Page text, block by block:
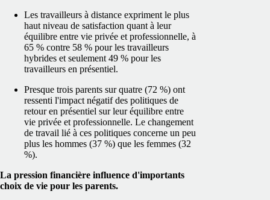
Les travailleurs à distance expriment le plus
haut niveau de satisfaction quant à leur
équilibre entre vie privée et professionnelle, à
65 % contre 58 % pour les travailleurs
hybrides et seulement 49 % pour les
travailleurs en présentiel.
Presque trois parents sur quatre (72 %) ont
ressenti l'impact négatif des politiques de
retour en présentiel sur leur équilibre entre
vie privée et professionnelle. Le changement
de travail lié à ces politiques concerne un peu
plus les hommes (37 %) que les femmes (32
%).
La pression financière influence d'importants
choix de vie pour les parents.